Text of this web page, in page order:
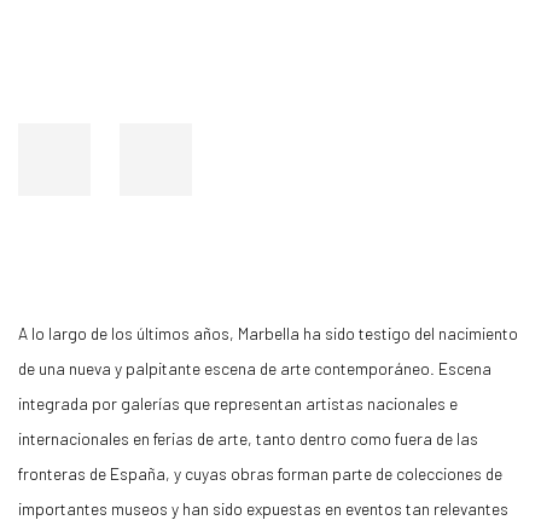
A lo largo de los últimos años, Marbella ha sido testigo del nacimiento
de una nueva y palpitante escena de arte contemporáneo. Escena
integrada por galerías que representan artistas nacionales e
internacionales en ferias de arte, tanto dentro como fuera de las
fronteras de España, y cuyas obras forman parte de colecciones de
importantes museos y han sido expuestas en eventos tan relevantes